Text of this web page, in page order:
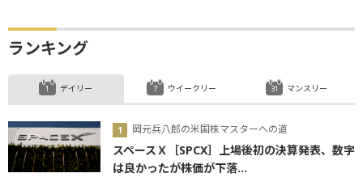
ランキング
デイリー
岡元兵八郎の米国株マスターへの道
スペースＸ［SPCX］上場後初の決算発表、数字
は良かったが株価が下落...
ウイークリー マンスリー